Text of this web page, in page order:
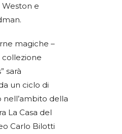
Weston e
magiche –
collezione
sarà
un ciclo di
della
La Casa del
Carlo Bilotti